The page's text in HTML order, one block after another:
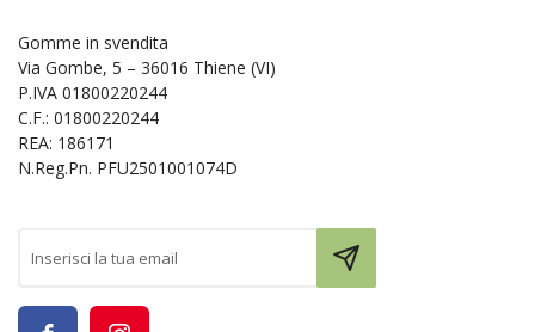
Gomme in svendita
Via Gombe, 5 – 36016 Thiene (VI)
P.IVA 01800220244
C.F.: 01800220244
REA: 186171
N.Reg.Pn. PFU2501001074D